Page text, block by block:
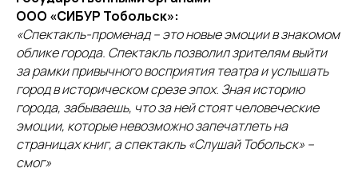
ООО «СИБУР Тобольск»:
«Спектакль-променад – это новые эмоции в знакомом
облике города. Спектакль позволил зрителям выйти
за рамки привычного восприятия театра и услышать
город в историческом срезе эпох. Зная историю
города, забываешь, что за ней стоят человеческие
эмоции, которые невозможно запечатлеть на
страницах книг, а спектакль «Слушай Тобольск» –
смог»